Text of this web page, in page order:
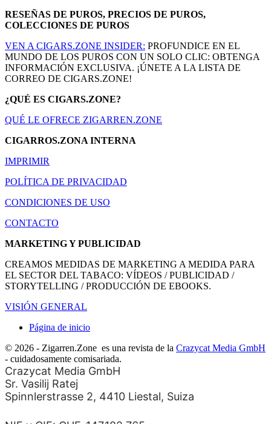
RESEÑAS DE PUROS, PRECIOS DE PUROS,
COLECCIONES DE PUROS
VEN A CIGARS.ZONE INSIDER: PROFUNDICE EN EL
MUNDO DE LOS PUROS CON UN SOLO CLIC: OBTENGA
INFORMACIÓN EXCLUSIVA. ¡ÚNETE A LA LISTA DE
CORREO DE CIGARS.ZONE!
¿QUÉ ES CIGARS.ZONE?
QUÉ LE OFRECE ZIGARREN.ZONE
CIGARROS.ZONA INTERNA
IMPRIMIR
POLÍTICA DE PRIVACIDAD
CONDICIONES DE USO
CONTACTO
MARKETING Y PUBLICIDAD
CREAMOS MEDIDAS DE MARKETING A MEDIDA PARA
EL SECTOR DEL TABACO: VÍDEOS / PUBLICIDAD /
STORYTELLING / PRODUCCIÓN DE EBOOKS.
VISIÓN GENERAL
Página de inicio
© 2026 - Zigarren.Zone es una revista de la Crazycat Media GmbH
- cuidadosamente comisariada.
Crazycat Media GmbH
Sr. Vasilij Ratej
Spinnlerstrasse 2, 4410 Liestal, Suiza